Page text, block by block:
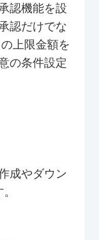
認機能を設
認だけでな
上限金額を
の条件設定
成やダウン